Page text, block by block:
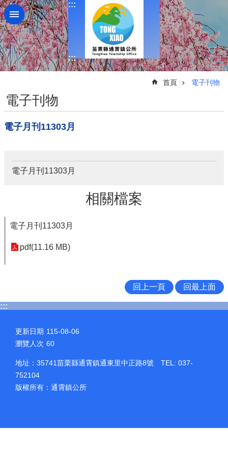
跳到主要內容區塊
:::
:::
首頁 電子刊物
電子刊物
電子月刊11303月
電子月刊11303月
相關檔案
電子月刊11303月
pdf(11.16 MB)
回上一頁 回最上面
:::
更新日期 115-08-06
瀏覽人次 60
地址：35741苗栗縣通霄鎮通東里中正路8號 TEL: 037-
752104
版權所有：通霄鎮公所